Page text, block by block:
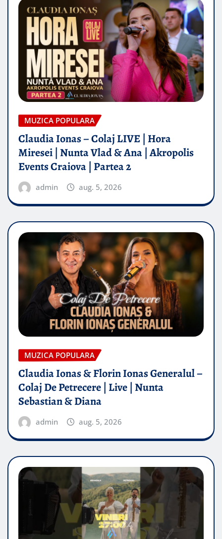
MUZICA POPULARA
Claudia Ionas – Colaj LIVE | Hora
Miresei | Nunta Vlad & Ana | Akropolis
Events Craiova | Partea 2
admin aug. 5, 2026
MUZICA POPULARA
Claudia Ionas & Florin Ionas Generalul –
Colaj De Petrecere | Live | Nunta
Sebastian & Diana
admin aug. 5, 2026